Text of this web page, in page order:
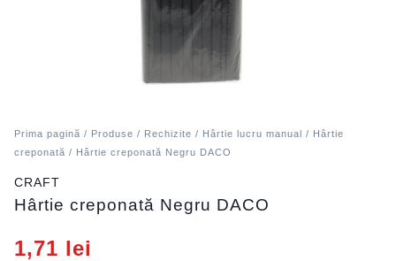
Prima pagină / Produse / Rechizite / Hârtie lucru manual / Hârtie
creponată / Hârtie creponată Negru DACO
CRAFT
Hârtie creponată Negru DACO
1,71 lei